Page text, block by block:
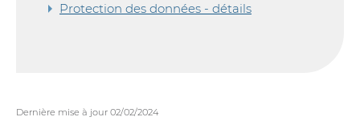
Protection des données - détails
Dernière mise à jour 02/02/2024